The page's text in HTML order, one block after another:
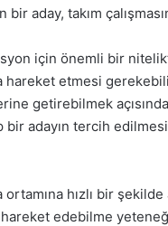
aday, takım
için önemli bir
hareket etmesi
getirebilmek
adayın tercih
hızlı bir
edebilme